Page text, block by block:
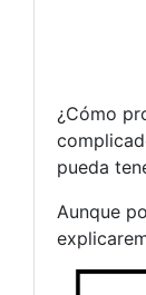
¿Cómo
pueda
Aunque